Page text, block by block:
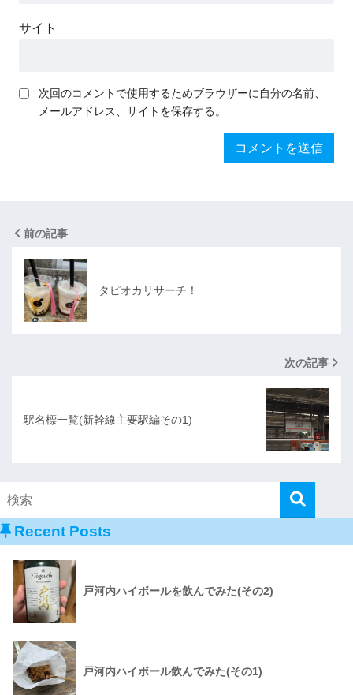
サイト
次回のコメントで使用するためブラウザーに自分の名前、
メールアドレス、サイトを保存する。
前の記事
タピオカリサーチ！
次の記事
駅名標一覧(新幹線主要駅編その1)
Recent Posts
戸河内ハイボールを飲んでみた(その2)
戸河内ハイボール飲んでみた(その1)